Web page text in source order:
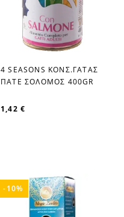
favorite_border
4 SEASONS ΚΟΝΣ.ΓΑΤΑΣ
ΠΑΤΕ ΣΟΛΟΜΟΣ 400GR
1,42 €
-10%